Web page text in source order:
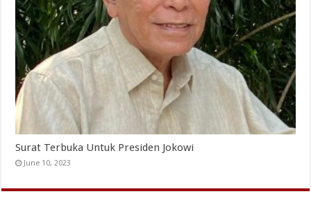
Surat Terbuka Untuk Presiden Jokowi
June 10, 2023